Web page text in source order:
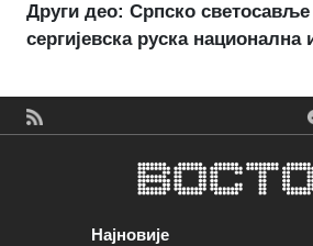
Други део: Српско светосавље
сергијевска руска национална
Најновије